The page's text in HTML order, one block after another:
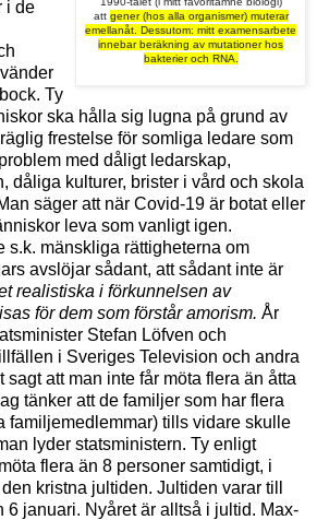
att gener (hos alla organismer) muterar
emellanåt. Dessutom: mitt examensarbete
innebarberäkning av mutationer hos
bakterier och RNA.
i de
Ty
ska hålla sig lugna på grund av
frestelse för somliga ledare som
med dåligt ledarskap,
dåliga kulturer, brister i vård och skola
säger att när Covid-19 är botat eller
leva som vanligt igen.
s.k. mänskliga rättigheterna om
avslöjar sådant, att sådant inte är
realistiska i förkunnelsen av
för dem som förstår amorism. År
Stefan Löfven och
i Sveriges Television och andra
sagt att man inte får möta flera än åtta
tänker att de familjer som har flera
familjemedlemmar) tills vidare skulle
lyder statsministern. Ty enligt
flera än 8 personer samtidigt, i
kristna jultiden. Jultiden varar till
6 januari. Nyåret är alltså i jultid. Max-